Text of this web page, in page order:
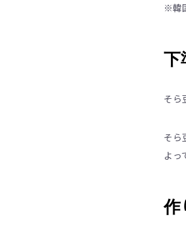
※韓
下
そら
そら
よっ
作